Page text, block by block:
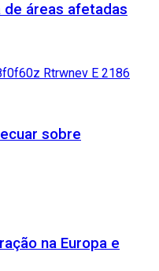
de áreas afetadas
sobre
na Europa e